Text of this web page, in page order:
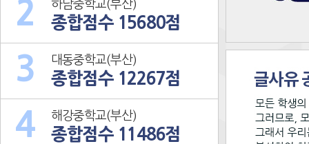
2 하남중학교(부산)
종합점수 15680점
3 대동중학교(부산)
종합점수 12267점
4 해강중학교(부산)
종합점수 11486점